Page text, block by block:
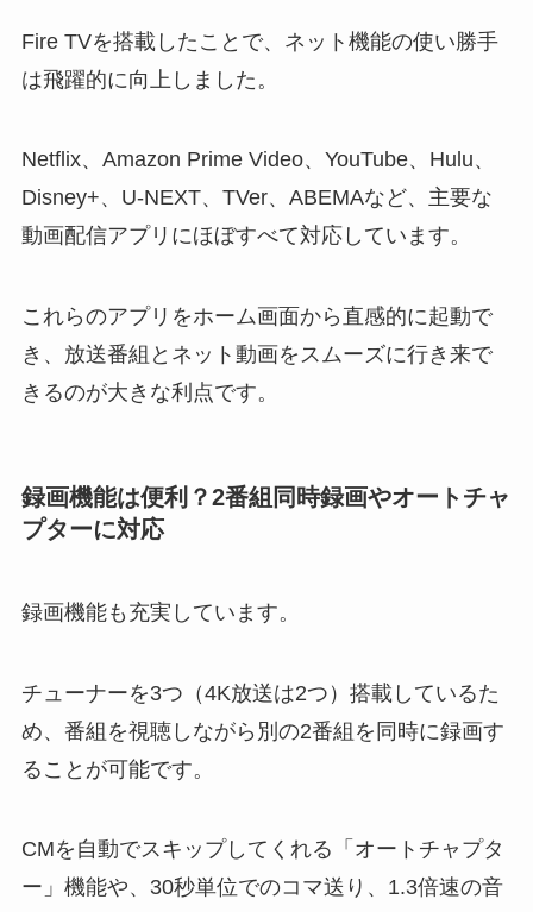
Fire TVを搭載したことで、ネット機能の使い勝手
は飛躍的に向上しました。
Netflix、Amazon Prime Video、YouTube、Hulu、
Disney+、U-NEXT、TVer、ABEMAなど、主要な
動画配信アプリにほぼすべて対応しています。
これらのアプリをホーム画面から直感的に起動で
き、放送番組とネット動画をスムーズに行き来で
きるのが大きな利点です。
録画機能は便利？2番組同時録画やオートチャ
プターに対応
録画機能も充実しています。
チューナーを3つ（4K放送は2つ）搭載しているた
め、番組を視聴しながら別の2番組を同時に録画す
ることが可能です。
CMを自動でスキップしてくれる「オートチャプタ
ー」機能や、30秒単位でのコマ送り、1.3倍速の音